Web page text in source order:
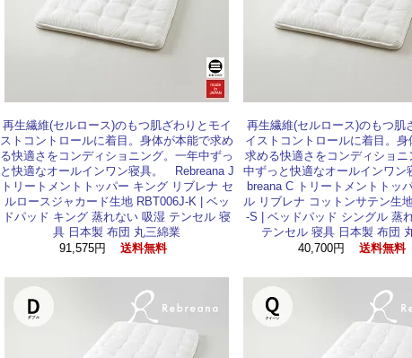
再生繊維(セルロース)のもつ肌ざわりとモイ
ストコントロールに着目。身体が本能で求め
る快適さをコンディショニング。一年中ずっ
と快適なオールインワン寝具。 Rebreana J
トリートメントトッパー キング リブレナ セ
ルロースジャカード生地 RBT006J-K | ベッ
ドパッド キング 蒸れない 吸湿 テンセル 寝
具 日本製 布団 丸三綿業
91,575円
送料無料
再生繊維(セルロース)のもつ肌
イストコントロールに着目。身
求める快適さをコンディショニ
中ずっと快適なオールインワ
breana C トリートメントトッ
ル リブレナ コットンサテン生
-S | ベッドパッド シングル 蒸
テンセル 寝具 日本製 布団
40,700円
送料無料